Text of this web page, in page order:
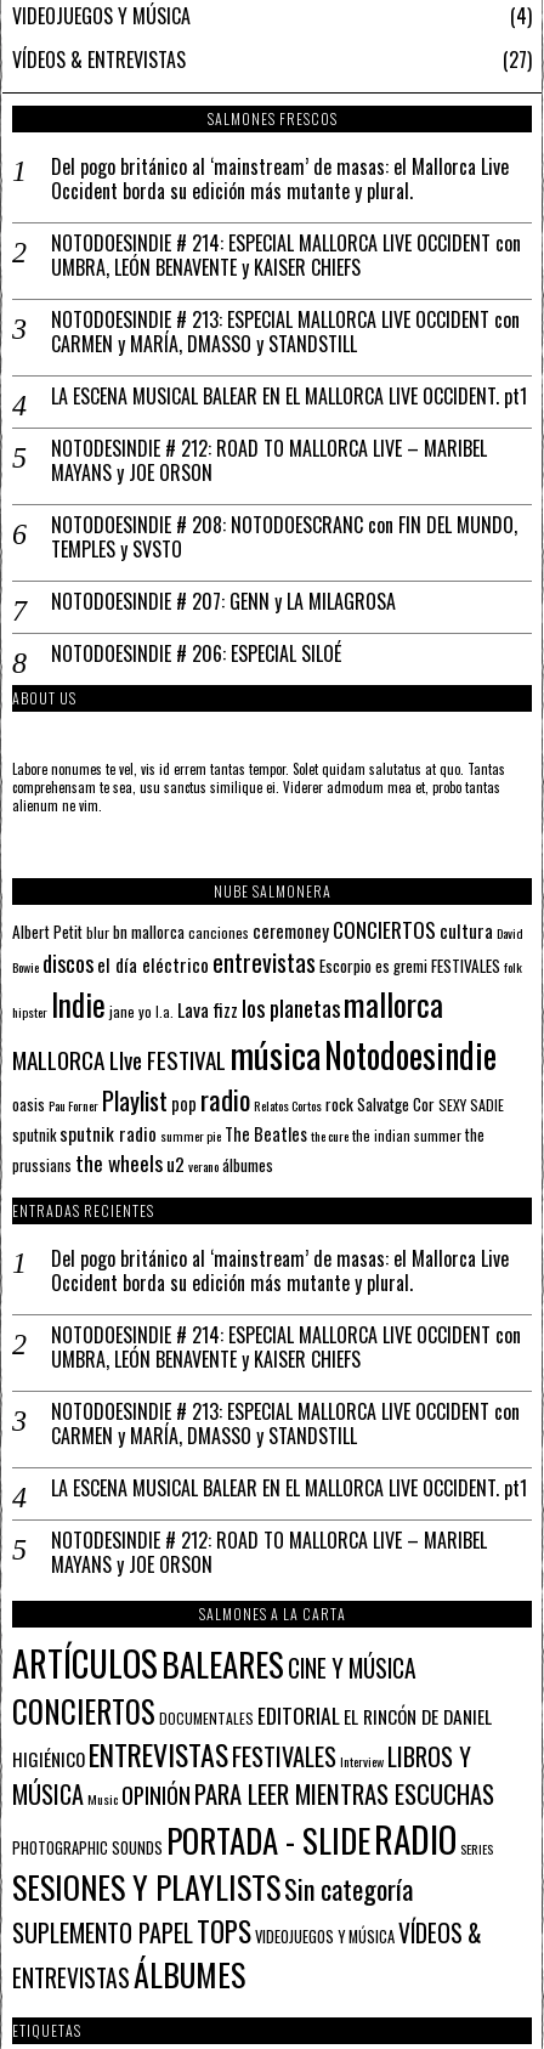
VIDEOJUEGOS Y MÚSICA
4
VÍDEOS & ENTREVISTAS
27
SALMONES FRESCOS
Del pogo británico al ‘mainstream’ de masas: el Mallorca Live
Occident borda su edición más mutante y plural.
NOTODOESINDIE # 214: ESPECIAL MALLORCA LIVE OCCIDENT con
UMBRA, LEÓN BENAVENTE y KAISER CHIEFS
NOTODOESINDIE # 213: ESPECIAL MALLORCA LIVE OCCIDENT con
CARMEN y MARÍA, DMASSO y STANDSTILL
LA ESCENA MUSICAL BALEAR EN EL MALLORCA LIVE OCCIDENT. pt1
NOTODESINDIE # 212: ROAD TO MALLORCA LIVE – MARIBEL
MAYANS y JOE ORSON
NOTODOESINDIE # 208: NOTODOESCRANC con FIN DEL MUNDO,
TEMPLES y SVSTO
NOTODOESINDIE # 207: GENN y LA MILAGROSA
NOTODOESINDIE # 206: ESPECIAL SILOÉ
ABOUT US
Labore nonumes te vel, vis id errem tantas tempor. Solet quidam salutatus at quo. Tantas
comprehensam te sea, usu sanctus similique ei. Viderer admodum mea et, probo tantas
alienum ne vim.
NUBE SALMONERA
Albert Petitblurbn mallorcacanciones ceremoneyCONCIERTOS cultura David
Bowie discosel día eléctrico entrevistas Escorpioes gremiFESTIVALES folk
hipster Indie jane yo l.a. Lava fizz los planetasmallorca
MALLORCA LIve FESTIVAL músicaNotodoesindie
oasis Pau Forner Playlist pop radioRelatos CortosrockSalvatge CorSEXY SADIE
sputnik sputnik radio summer pie The Beatlesthe curethe indian summerthe
prussians the wheelsu2 veranoálbumes
ENTRADAS RECIENTES
Del pogo británico al ‘mainstream’ de masas: el Mallorca Live
Occident borda su edición más mutante y plural.
NOTODOESINDIE # 214: ESPECIAL MALLORCA LIVE OCCIDENT con
UMBRA, LEÓN BENAVENTE y KAISER CHIEFS
NOTODOESINDIE # 213: ESPECIAL MALLORCA LIVE OCCIDENT con
CARMEN y MARÍA, DMASSO y STANDSTILL
LA ESCENA MUSICAL BALEAR EN EL MALLORCA LIVE OCCIDENT. pt1
NOTODESINDIE # 212: ROAD TO MALLORCA LIVE – MARIBEL
MAYANS y JOE ORSON
SALMONES A LA CARTA
ARTÍCULOSBALEARESCINE Y MÚSICA
CONCIERTOS DOCUMENTALES EDITORIALEL RINCÓN DE DANIEL
HIGIÉNICOENTREVISTASFESTIVALESInterview LIBROS Y
MÚSICAMusic OPINIÓNPARA LEER MIENTRAS ESCUCHAS
PHOTOGRAPHIC SOUNDS PORTADA - SLIDERADIO SERIES
SESIONES Y PLAYLISTSSin categoría
SUPLEMENTO PAPELTOPSVIDEOJUEGOS Y MÚSICAVÍDEOS &
ENTREVISTASÁLBUMES
ETIQUETAS